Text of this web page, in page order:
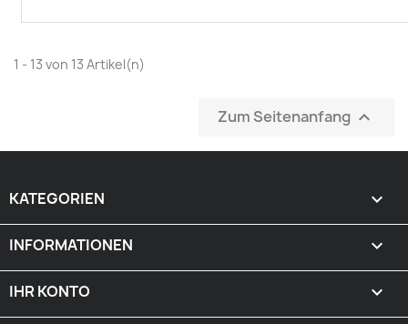
1 - 13 von 13 Artikel(n)
Zum Seitenanfang 
KATEGORIEN 
INFORMATIONEN 
IHR KONTO 